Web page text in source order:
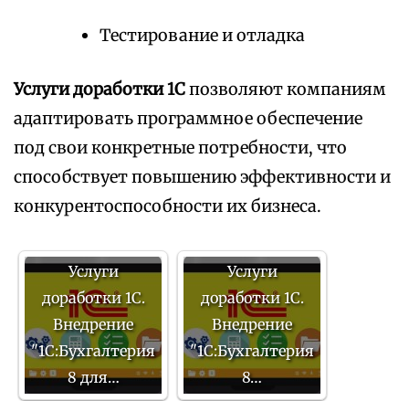
Тестирование и отладка
Услуги доработки 1Спозволяют компаниям
адаптировать программное обеспечение
под свои конкретные потребности, что
способствует повышению эффективности и
конкурентоспособности их бизнеса.
Услуги
доработки 1С.
Внедрение
"1С:Бухгалтерия
8 для…
Услуги
доработки 1С.
Внедрение
"1С:Бухгалтерия
8…